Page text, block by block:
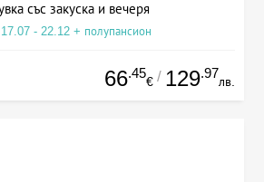
със закуска и вечеря
- 22.12 + полупансион
66.45
€ / 129.97
лв.